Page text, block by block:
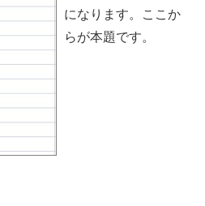
になります。ここか
らが本題です。